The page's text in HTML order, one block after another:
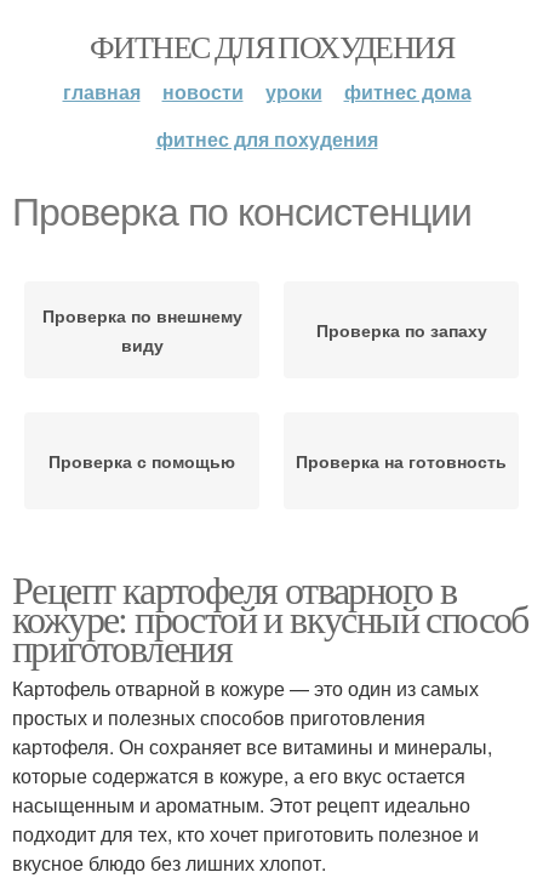
ФИТНЕС ДЛЯ ПОХУДЕНИЯ
главная новости уроки
фитнес дома
фитнес для похудения
Проверка по консистенции
Проверка по внешнему
виду
Проверка по запаху
Проверка с помощью Проверка на готовность
Рецепт картофеля отварного в
кожуре: простой и вкусный способ
приготовления
Картофель отварной в кожуре — это один из самых
простых и полезных способов приготовления
картофеля. Он сохраняет все витамины и минералы,
которые содержатся в кожуре, а его вкус остается
насыщенным и ароматным. Этот рецепт идеально
подходит для тех, кто хочет приготовить полезное и
вкусное блюдо без лишних хлопот.